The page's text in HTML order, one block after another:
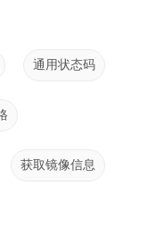
通用状态码
获取镜像信息